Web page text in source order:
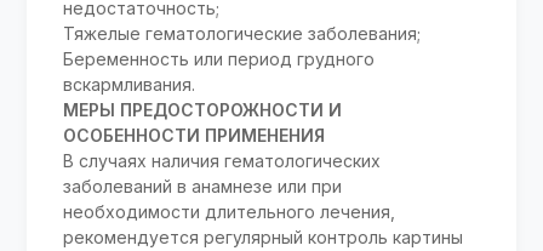
недостаточность;
Тяжелые гематологические заболевания;
Беременность или период грудного
вскармливания.
МЕРЫ ПРЕДОСТОРОЖНОСТИ И
ОСОБЕННОСТИ ПРИМЕНЕНИЯ
В случаях наличия гематологических
заболеваний в анамнезе или при
необходимости длительного лечения,
рекомендуется регулярный контроль картины